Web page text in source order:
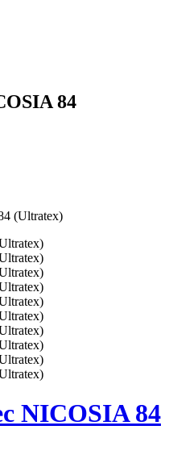
84
(Ultratex)
NICOSIA 84